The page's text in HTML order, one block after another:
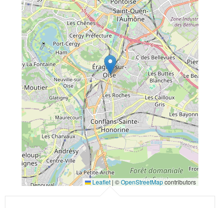
Leaflet | ©OpenStreetMapcontributors